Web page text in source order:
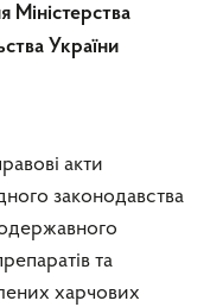
Міністерства
України
акти
законодавства
та
харчових